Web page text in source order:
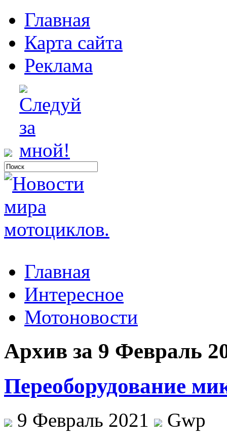
Главная
Карта сайта
Реклама
Главная
Интересное
Мотоновости
Архив за 9 Февраль
Переоборудование
9 Февраль 2021
Gwp